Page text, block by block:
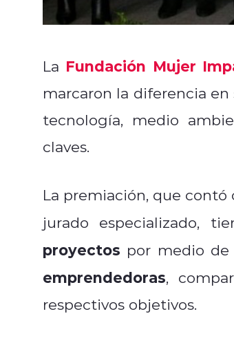
La Fundación Mujer
marcaron la diferencia
tecnología, medio
claves.
La premiación, que
jurado especializado,
proyectos por medio
emprendedoras,
respectivos objetivos.